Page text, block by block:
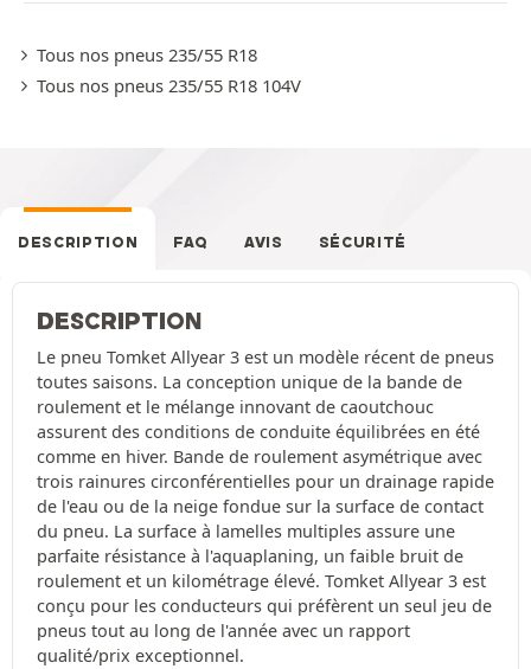
Tous nos pneus 235/55 R18
Tous nos pneus 235/55 R18 104V
DESCRIPTION FAQ AVIS SÉCURITÉ
DESCRIPTION
Le pneu Tomket Allyear 3 est un modèle récent de pneus
toutes saisons. La conception unique de la bande de
roulement et le mélange innovant de caoutchouc
assurent des conditions de conduite équilibrées en été
comme en hiver. Bande de roulement asymétrique avec
trois rainures circonférentielles pour un drainage rapide
de l'eau ou de la neige fondue sur la surface de contact
du pneu. La surface à lamelles multiples assure une
parfaite résistance à l'aquaplaning, un faible bruit de
roulement et un kilométrage élevé. Tomket Allyear 3 est
conçu pour les conducteurs qui préfèrent un seul jeu de
pneus tout au long de l'année avec un rapport
qualité/prix exceptionnel.